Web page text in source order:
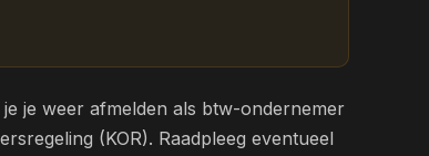
je weer afmelden als btw-ondernemer
(KOR). Raadpleeg eventueel